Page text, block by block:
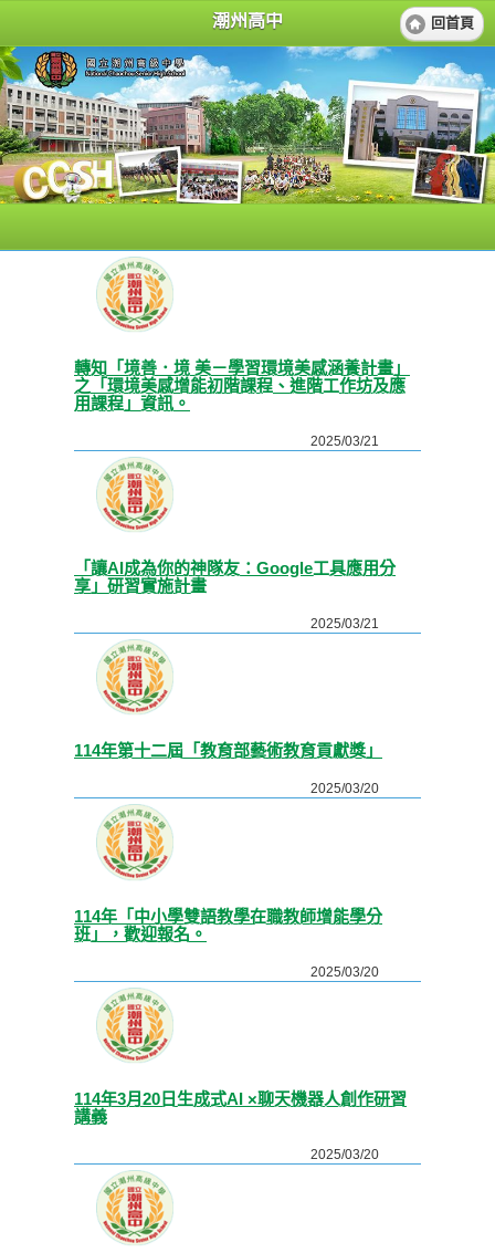
潮州高中 回首頁
轉知「境善．境 美－學習環境美感涵養計畫」
之「環境美感增能初階課程、進階工作坊及應
用課程」資訊。
2025/03/21
「讓AI成為你的神隊友：Google工具應用分
享」研習實施計畫
2025/03/21
114年第十二屆「教育部藝術教育貢獻獎」
2025/03/20
114年「中小學雙語教學在職教師增能學分
班」，歡迎報名。
2025/03/20
114年3月20日生成式AI ×聊天機器人創作研習
講義
2025/03/20